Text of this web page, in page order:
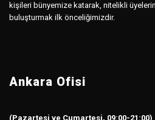
kişileri bünyemize katarak, nitelikli
buluşturmak ilk önceliğimizdir.
Ankara Ofisi
(Pazartesi ve Cumartesi, 09:00-21:00)